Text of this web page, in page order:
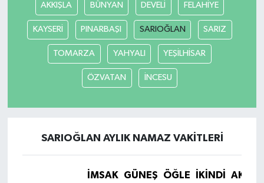
AKKIŞLA BÜNYAN DEVELİ FELAHİYE
KAYSERİ PINARBAŞI SARIOĞLAN SARIZ
TOMARZA YAHYALI YEŞİLHİSAR
ÖZVATAN İNCESU
SARIOĞLAN AYLIK NAMAZ VAKITLERI
İMSAK GÜNEŞ ÖĞLE İKINDI